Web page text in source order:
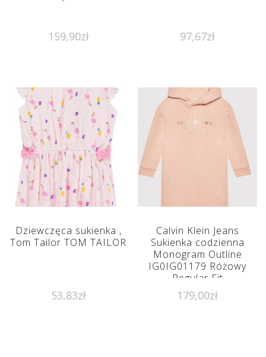
159,90zł 97,67zł
Dziewczęca sukienka ,
Tom Tailor TOM TAILOR
53,83zł
Calvin Klein Jeans
Sukienka codzienna
Monogram Outline
IG0IG01179 Różowy
Regular Fit
179,00zł